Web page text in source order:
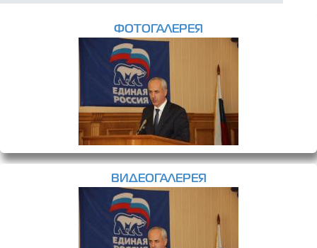
ФОТОГАЛЕРЕЯ
ВИДЕОГАЛЕРЕЯ